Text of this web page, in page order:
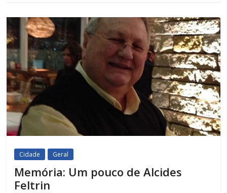
Cidade Geral
Memória: Um pouco de Alcides
Feltrin